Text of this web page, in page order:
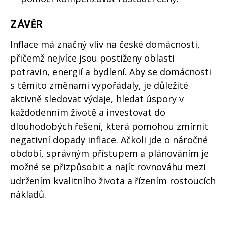
ZÁVĚR
Inflace má značný vliv na české domácnosti,
přičemž nejvíce jsou postiženy oblasti
potravin, energií a bydlení. Aby se domácnosti
s těmito změnami vypořádaly, je důležité
aktivně sledovat výdaje, hledat úspory v
každodenním životě a investovat do
dlouhodobých řešení, která pomohou zmírnit
negativní dopady inflace. Ačkoli jde o náročné
období, správným přístupem a plánováním je
možné se přizpůsobit a najít rovnováhu mezi
udržením kvalitního života a řízením rostoucích
nákladů.